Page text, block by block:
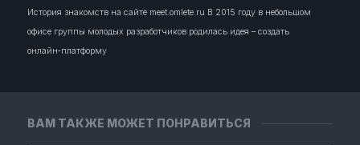
ВАМ ТАКЖЕ МОЖЕТ ПОНРАВИТЬСЯ
История знакомств на сайте meet.omlete.ru В 2015 году в небольшом
офисе группы молодых разработчиков родилась идея – создать
онлайн‑платформу